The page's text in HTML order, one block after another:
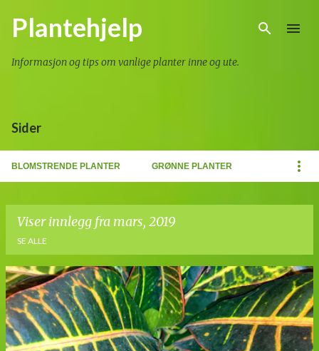
Gå til hovedinnhold
Plantehjelp
Informasjon og tips om vanlige planter inne og ute.
Sider
BLOMSTRENDE PLANTER GRØNNE PLANTER
Viser innlegg fra mars, 2019
SE ALLE
n
n